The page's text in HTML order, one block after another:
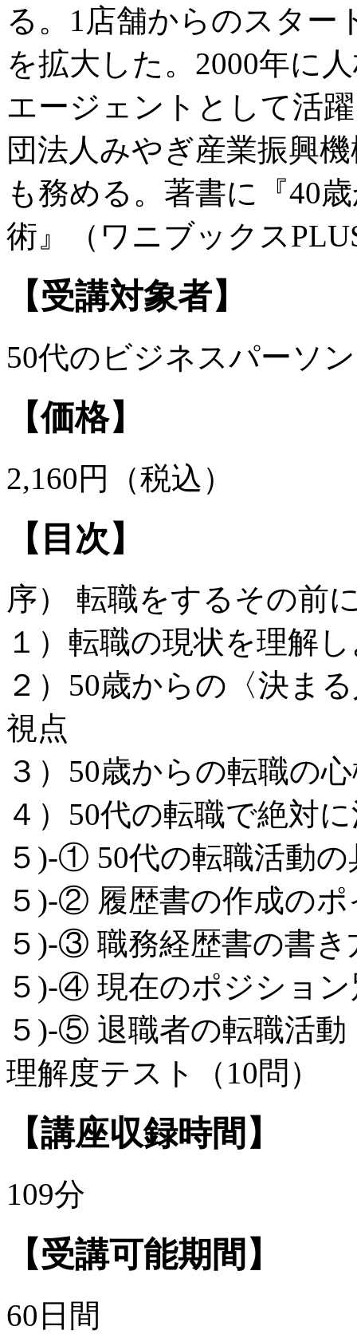
る。1店舗からのスター
を拡大した。2000年に
エージェントとして活
団法人みやぎ産業振興
も務める。著書に『40
術』（ワニブックス
【受講対象者】
50代のビジネスパーソン
【価格】
2,160円（税込）
【目次】
序） 転職をするその前
１）転職の現状を理解
２）50歳からの〈決ま
視点
３）50歳からの転職の
４）50代の転職で絶対
５)‐① 50代の転職活動
５)‐② 履歴書の作成の
５)‐③ 職務経歴書の書
５)‐④ 現在のポジショ
５)‐⑤ 退職者の転職活動
理解度テスト（10問）
【講座収録時間】
109分
【受講可能期間】
60日間